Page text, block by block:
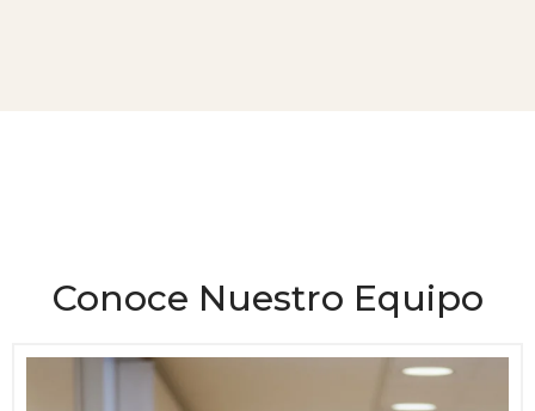
Conoce Nuestro Equipo